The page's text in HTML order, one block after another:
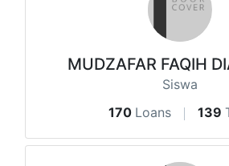
MUDZAFAR FAQIH
Siswa
170 Loans 139